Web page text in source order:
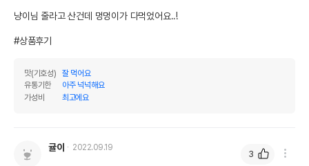
냥이님 줄라고 산건데 멍멍이가 다먹었어요..!
#상품후기
맛(기호성)
잘 먹어요
유통기한
아주 넉넉해요
가성비
최고에요
귤이 2022.09.19
3